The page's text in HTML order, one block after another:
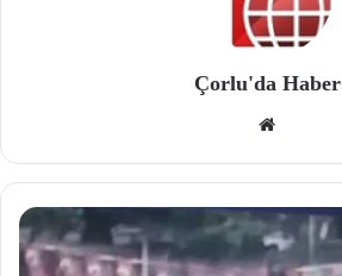
Çorlu'da Haber
site
si